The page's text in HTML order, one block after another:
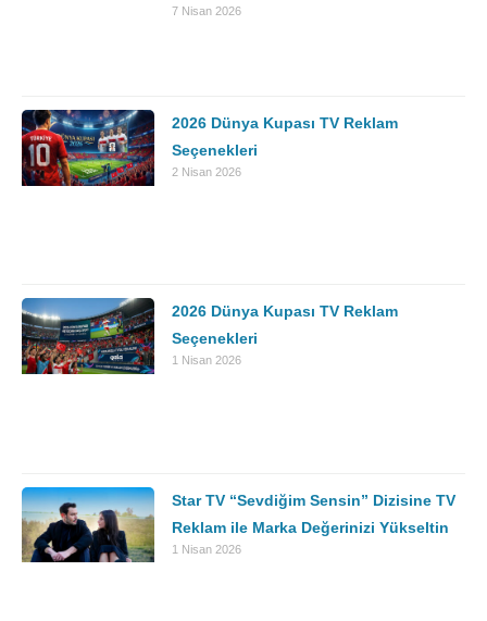
7 Nisan 2026
2026 Dünya Kupası TV Reklam
Seçenekleri
2 Nisan 2026
2026 Dünya Kupası TV Reklam
Seçenekleri
1 Nisan 2026
Star TV “Sevdiğim Sensin” Dizisine TV
Reklam ile Marka Değerinizi Yükseltin
1 Nisan 2026